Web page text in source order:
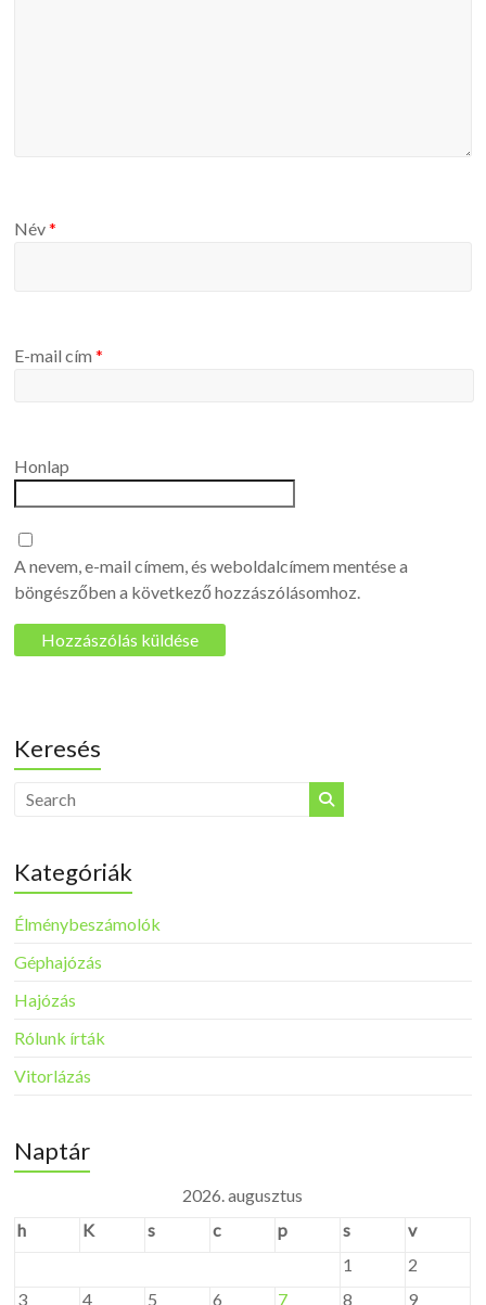
Név*
E-mail cím*
Honlap
A nevem, e-mail címem, és weboldalcímem mentése a
böngészőben a következő hozzászólásomhoz.
Keresés
Kategóriák
Élménybeszámolók
Géphajózás
Hajózás
Rólunk írták
Vitorlázás
Naptár
2026. augusztus
h
K s c p s
v
1
2
3
4 5 6 7 8
9